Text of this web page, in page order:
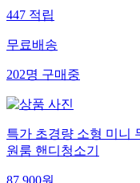
447적립
무료배송
202명구매중
특가 초경량 소형 미니
원룸 핸디청소기